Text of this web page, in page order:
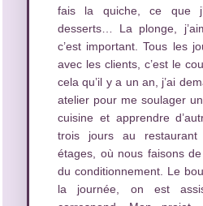
fais la quiche, ce que
desserts… La plonge,
c’est important. Tous les
avec les clients, c’est le
cela qu’il y a un an, j’ai
atelier pour me soulager
cuisine et apprendre
trois jours au
étages, où nous faisons
du conditionnement. Le
la journée, on est